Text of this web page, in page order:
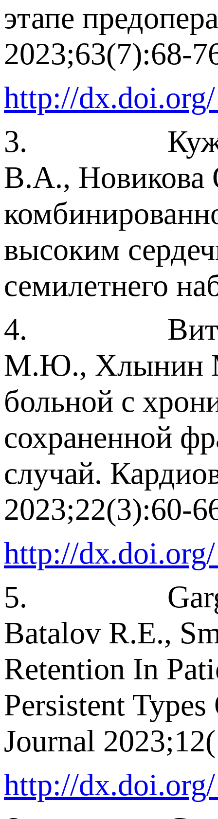
этапе
2023;63(7):68-
http://
3. Кужелева
В.А., Новикова
высоким
семилетнего
4. Витт К.Н.,
М.Ю., Хлынин
больной с
сохраненной
случай.
2023;22(3):60-
http://
5.
Batalov R.E.,
Retention In
Persistent
Journal
http://